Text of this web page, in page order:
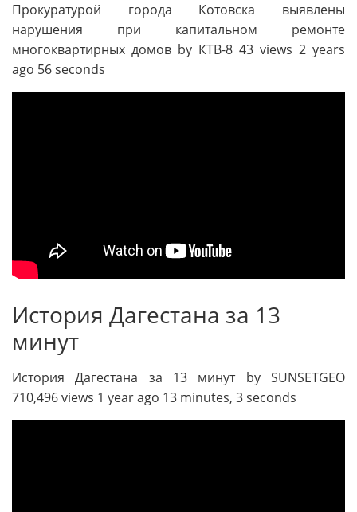
Прокуратурой города Котовска выявлены
нарушения при капитальном ремонте
многоквартирных домов by КТВ-8 43 views 2 years
ago 56 seconds
История Дагестана за 13
минут
История Дагестана за 13 минут by SUNSETGEO
710,496 views 1 year ago 13 minutes, 3 seconds